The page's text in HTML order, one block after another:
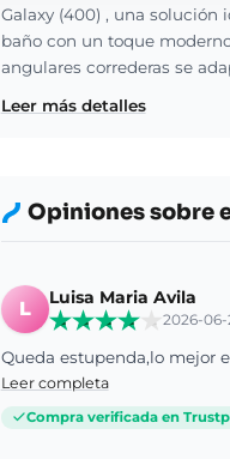
Galaxy (400) , una solución
baño con un toque
angulares correderas se
Leer más detalles
Opiniones sobre
L
Luisa Maria Avila
2026-
Leer completa
Compra verificada en